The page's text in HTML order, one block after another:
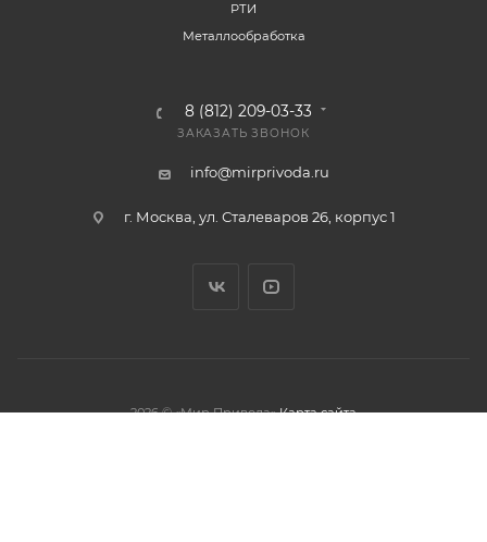
РТИ
Металлообработка
8 (812) 209-03-33
ЗАКАЗАТЬ ЗВОНОК
info@mirprivoda.ru
г. Москва, ул. Сталеваров 26, корпус 1
2026 © «Мир Привода» Карта сайта